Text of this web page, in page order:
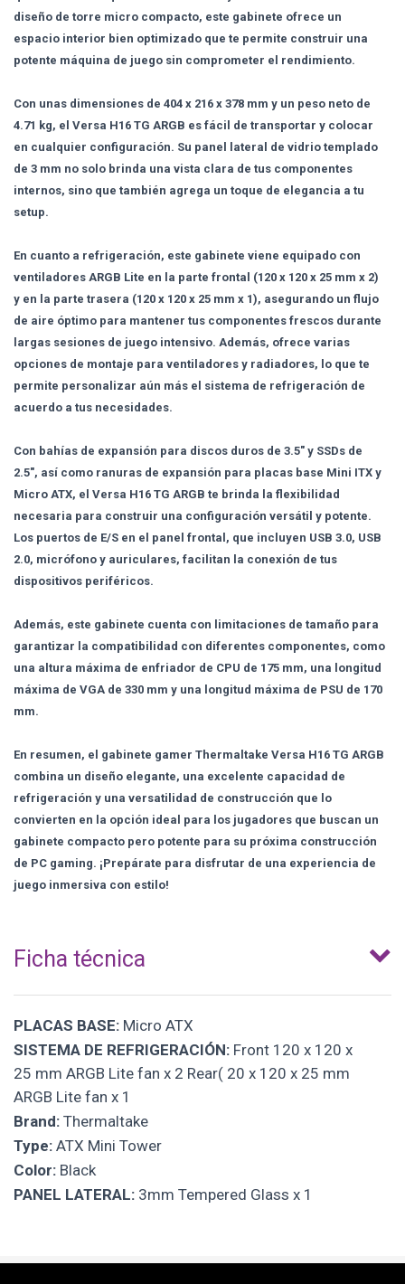
diseño de torre micro compacto, este gabinete ofrece un
espacio interior bien optimizado que te permite construir una
potente máquina de juego sin comprometer el rendimiento.
Con unas dimensiones de 404 x 216 x 378 mm y un peso neto de
4.71 kg, el Versa H16 TG ARGB es fácil de transportar y colocar
en cualquier configuración. Su panel lateral de vidrio templado
de 3 mm no solo brinda una vista clara de tus componentes
internos, sino que también agrega un toque de elegancia a tu
setup.
En cuanto a refrigeración, este gabinete viene equipado con
ventiladores ARGB Lite en la parte frontal (120 x 120 x 25 mm x 2)
y en la parte trasera (120 x 120 x 25 mm x 1), asegurando un flujo
de aire óptimo para mantener tus componentes frescos durante
largas sesiones de juego intensivo. Además, ofrece varias
opciones de montaje para ventiladores y radiadores, lo que te
permite personalizar aún más el sistema de refrigeración de
acuerdo a tus necesidades.
Con bahías de expansión para discos duros de 3.5" y SSDs de
2.5", así como ranuras de expansión para placas base Mini ITX y
Micro ATX, el Versa H16 TG ARGB te brinda la flexibilidad
necesaria para construir una configuración versátil y potente.
Los puertos de E/S en el panel frontal, que incluyen USB 3.0, USB
2.0, micrófono y auriculares, facilitan la conexión de tus
dispositivos periféricos.
Además, este gabinete cuenta con limitaciones de tamaño para
garantizar la compatibilidad con diferentes componentes, como
una altura máxima de enfriador de CPU de 175 mm, una longitud
máxima de VGA de 330 mm y una longitud máxima de PSU de 170
mm.
En resumen, el gabinete gamer Thermaltake Versa H16 TG ARGB
combina un diseño elegante, una excelente capacidad de
refrigeración y una versatilidad de construcción que lo
convierten en la opción ideal para los jugadores que buscan un
gabinete compacto pero potente para su próxima construcción
de PC gaming. ¡Prepárate para disfrutar de una experiencia de
juego inmersiva con estilo!
Ficha técnica
PLACAS BASE: Micro ATX
SISTEMA DE REFRIGERACIÓN: Front 120 x 120 x
25 mm ARGB Lite fan x 2 Rear( 20 x 120 x 25 mm
ARGB Lite fan x 1
Brand: Thermaltake
Type: ATX Mini Tower
Color: Black
PANEL LATERAL: 3mm Tempered Glass x 1